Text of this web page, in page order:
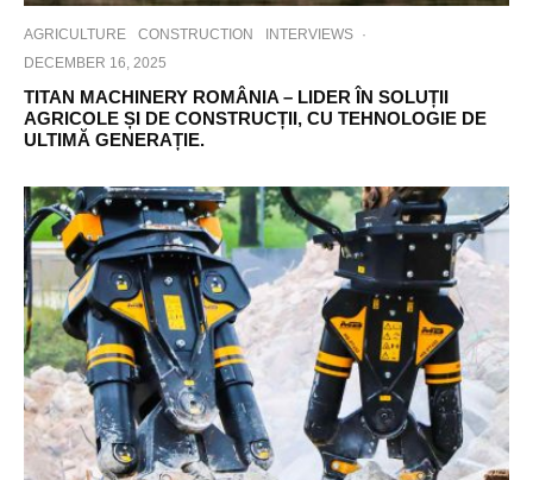
AGRICULTURE CONSTRUCTION INTERVIEWS ·
DECEMBER 16, 2025
TITAN MACHINERY ROMÂNIA – LIDER ÎN SOLUȚII
AGRICOLE ȘI DE CONSTRUCȚII, CU TEHNOLOGIE DE
ULTIMĂ GENERAȚIE.